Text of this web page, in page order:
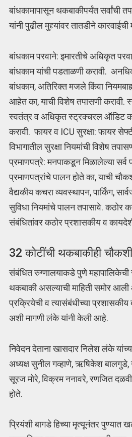
बांधकामापासून थकबाकीपर्यंत सर्वांची
यांनी पुढील मुद्द्यांवर तातडीने
बांधकाम परवाने: इमारतीचे अधिकृत
बांधकाम यांची पडताळणी करावी.
बांधकाम, अतिरिक्त मजले किंवा
आहेत का, याची विशेष तपासणी करावी.
स्वतंत्र व अधिकृत स्ट्रक्चरल ऑडिट
करावी. फायर व ICU सुरक्षा: फायर
विभागातील सुरक्षा नियमांची विशेष
प्रमाणपत्रे: मनपाकडून मिळालेल्या सर्व
प्रमाणपत्रांचे पालन होते का, याची
वैद्यकीय कचरा व्यवस्थापन, पार्किंग,
सुविधा नियमांचे पालन तपासावे. कठोर
संबंधितांवर कठोर प्रशासकीय व
32 कोटींची थकबाकीही
संबंधित रुग्णालयाकडे पुणे महापालिकेची
थकबाकी असल्याची माहिती समोर
प्रक्रियेची व त्यासंबंधीच्या प्रशासकीय
अशी मागणी लंके यांनी केली आहे.
निवेदन देताना खासदार निलेश लंके
अध्यक्ष सुनील गव्हाणे, ऋषिकेश बालगुडे,
सूरज मोरे, विक्रम ननावरे, रणजित
होते.
प्रियंशी बागडे हिच्या मृत्यूनंतर